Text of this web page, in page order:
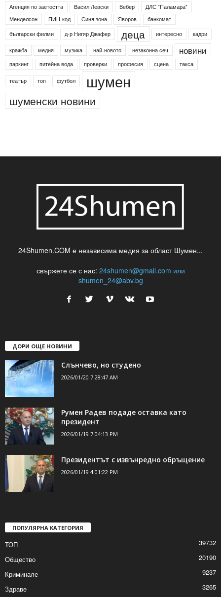
Агенция по заетостта
Васил Левски Вебер
ДЛС "Паламара"
Менделсон
ПИН-код Синя зона Яворов
банкомат
български филми
д-р Нигяр Джафер деца интересно кадри
кражба медия музика най-новото незаконна сеч новини
паркинг питейна вода проверки професия сцена такса
театър топ футбол шумен
шуменски новини
24Shumen.COM е независима медия за област Шумен...
свържете се с нас: 24shumen@gmail.com или
shumen_24@abv.bg
ДОРИ ОЩЕ НОВИНИ
Слънчево, но студено
2026/01/20 7:28:47 AM
Румен Радев подаде оставка като
президент
2026/01/19 7:04:13 PM
Президентът с извънредно обръщение
2026/01/19 4:01:22 PM
ПОПУЛЯРНА КАТЕГОРИЯ
ТОП
39732
Общество
20190
Криминале
9237
Здраве
3265